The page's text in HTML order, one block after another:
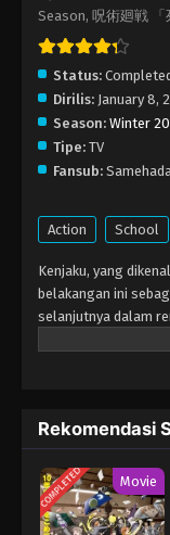
Season, 呪術廻戦 「
Status:
Dirilis: January 8,
Season: Winter
Tipe: TV
Fansub:
Action School
Kenjaku, yang
belakangan ini
selanjutnya dalam
menargetkan
menyadari hal itu,
bersama Chousou,
menghalangi.
sombong dan
Fushiguro terpilih
Rekomendasi
COMPLETED Movie